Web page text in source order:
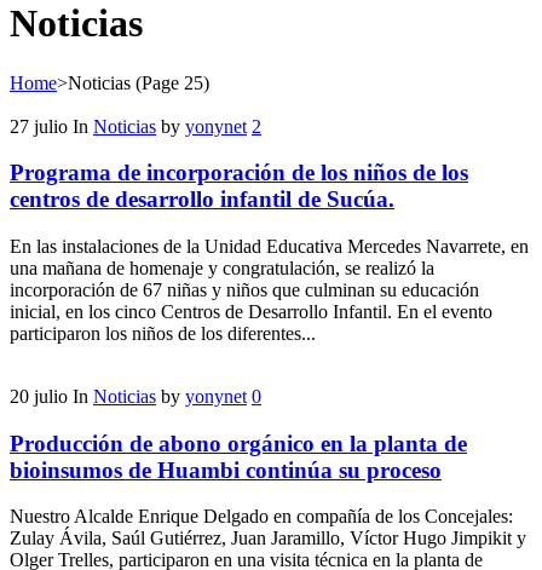
Noticias
Home>Noticias (Page 25)
27 julio In Noticias by yonynet 2
Programa de incorporación de los niños de los
centros de desarrollo infantil de Sucúa.
En las instalaciones de la Unidad Educativa Mercedes Navarrete, en
una mañana de homenaje y congratulación, se realizó la
incorporación de 67 niñas y niños que culminan su educación
inicial, en los cinco Centros de Desarrollo Infantil. En el evento
participaron los niños de los diferentes...
20 julio In Noticias by yonynet 0
Producción de abono orgánico en la planta de
bioinsumos de Huambi continúa su proceso
Nuestro Alcalde Enrique Delgado en compañía de los Concejales:
Zulay Ávila, Saúl Gutiérrez, Juan Jaramillo, Víctor Hugo Jimpikit y
Olger Trelles, participaron en una visita técnica en la planta de